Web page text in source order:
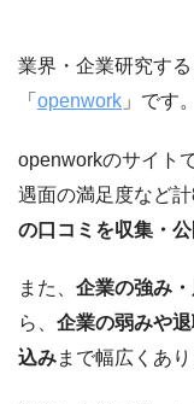
業界・企業研究す
「 openwork 」です。
openworkのサイト
遇面の満足度など計
の口コミを収集・公
また、 企業の強み
ら、 企業の弱みや
込みまで幅広くあり